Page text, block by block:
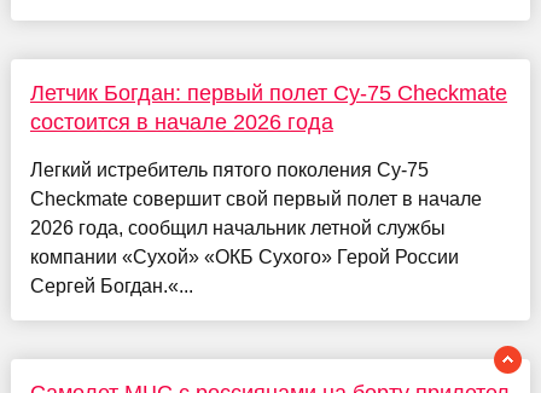
Летчик Богдан: первый полет Су-75 Checkmate
состоится в начале 2026 года
Легкий истребитель пятого поколения Су-75
Checkmate совершит свой первый полет в начале
2026 года, сообщил начальник летной службы
компании «Сухой» «ОКБ Сухого» Герой России
Сергей Богдан.«...